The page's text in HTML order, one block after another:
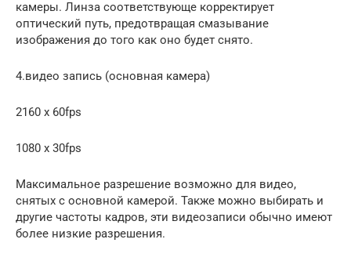
камеры. Линза соответствующе корректирует
оптический путь, предотвращая смазывание
изображения до того как оно будет снято.
4.видео запись (основная камера)
2160 x 60fps
1080 x 30fps
Максимальное разрешение возможно для видео,
снятых с основной камерой. Также можно выбирать и
другие частоты кадров, эти видеозаписи обычно имеют
более низкие разрешения.